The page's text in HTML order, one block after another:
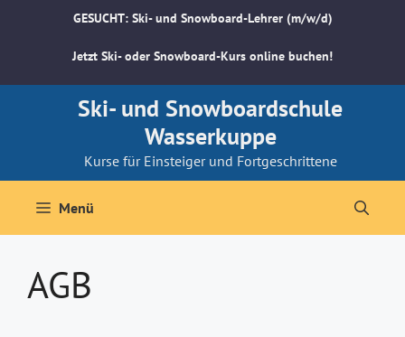
GESUCHT: Ski- und Snowboard-Lehrer (m/w/d)
Jetzt Ski- oder Snowboard-Kurs online buchen!
Ski- und Snowboardschule
Wasserkuppe
Kurse für Einsteiger und Fortgeschrittene
Menü
AGB